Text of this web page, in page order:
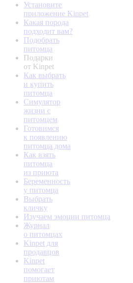
Установите
приложение Kinpet
Какая порода
подходит вам?
Подобрать
питомца
Подарки
от Kinpet
Как выбрать
и купить
питомца
Симулятор
жизни с
питомцем
Готовимся
к появлению
питомца дома
Как взять
питомца
из приюта
Беременность
у питомца
Выбрать
кличку
Изучаем эмоции питомца
Журнал
о питомцах
Kinpet для
продавцов
Kinpet
помогает
приютам